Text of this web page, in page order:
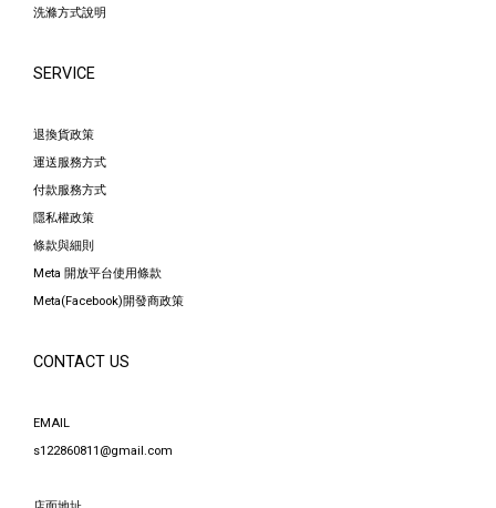
洗滌方式說明
SERVICE
退換貨政策
運送服務方式
付款服務方式
隱私權政策
條款與細則
Meta 開放平台使用條款
Meta(Facebook)開發商政策
CONTACT US
EMAIL
s122860811@gmail.com